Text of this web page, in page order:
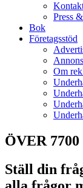
Press
Bok
Företagsstöd
Om
ÖVER
Ställ din